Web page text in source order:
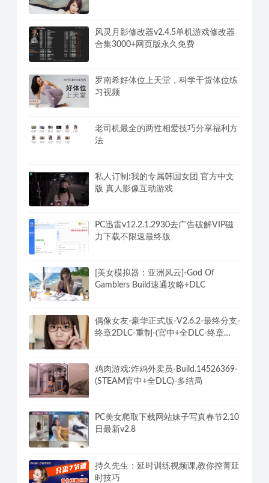
风灵月影修改器v2.4.5单机游戏修改器
合集3000+网页版永久免费
罗南希好体位上天堂，科学干货体位练
习视频
老司机最全的两性相爱技巧分享福利方
法
私人订制:我的专属韩国女团 官方中文
版 真人影像互动游戏
PC迅雷v12.2.1.2930去广告破解VIP磁
力下载不限速最终版
[美女模拟器：亚洲风云]-God Of
Gamblers Build速通攻略+DLC
偶像女友-豪华正式版-V2.6.2-最终分支-
终章2DLC-重制-(官中+全DLC-终章
鸡肉游戏:炸鸡外卖员-Build.14526369-
(STEAM官中+全DLC)-多结局
PC美女爬取下载网站妹子写真春节2.10
日最新v2.8
持久先生：延时训练视频课,教你控菁延
时技巧